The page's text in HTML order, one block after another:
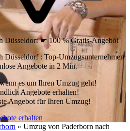
Düsseldorf ☛ 100 % Gratis-Angebot
Düsseldorf : Top-Umzugsunternehmen
Angebote in 2 Min.
es um Ihren Umzug geht!
Angebote erhalten!
Angebot für Ihren Umzug!
erhalten
» Umzug von Paderborn nach